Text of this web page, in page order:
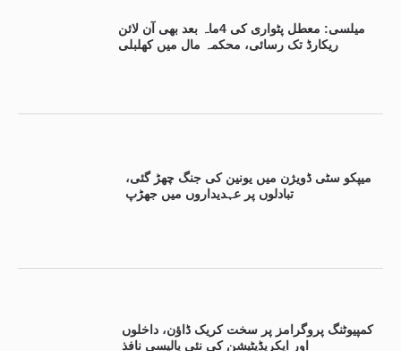
میلسی: معطل پٹواری کی 4ماہ بعد بھی آن لائن
ریکارڈ تک رسائی، محکمہ مال میں کھلبلی
میپکو سٹی ڈویژن میں یونین کی جنگ چھڑ گئی،
تبادلوں پر عہدیداروں میں جھڑپ
کمپیوٹنگ پروگرامز پر سخت کریک ڈاؤن، داخلوں
اور ایکریڈیٹیشن کی نئی پالیسی نافذ